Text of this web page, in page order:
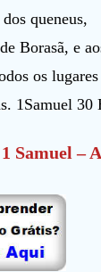
queneus,
Borasã, e
os
1Samuel 30
Samuel –